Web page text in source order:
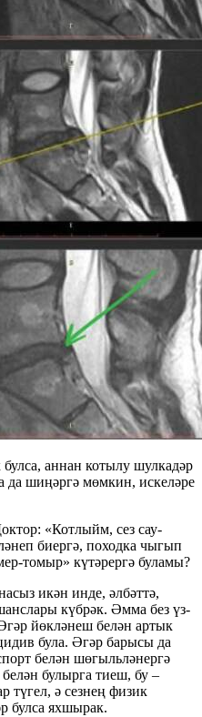
аннан котылу шулкадәр
да шиңәргә мөмкин, искеләре
«Котлыйм, сез сау-
биергә, походка чыгып
томыр» күтәрергә буламы?
икән инде, әлбәттә,
күбрәк. Әмма без үз-
йөкләнеш белән артык
була. Әгәр барысы да
белән шөгыльләнергә
булырга тиеш, бу –
түгел, ә сезнең физик
булса яхшырак.